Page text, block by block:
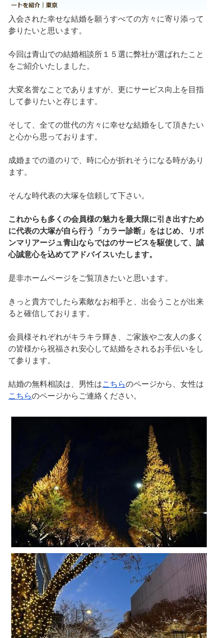
入会された幸せな結婚を願うすべての方々に寄り添って
参りたいと思います。
今回は青山での結婚相談所１５選に弊社が選ばれたこと
をご紹介いたしました。
大変名誉なことでありますが、更にサービス向上を目指
して参りたいと存じます。
そして、全ての世代の方々に幸せな結婚をして頂きたい
と心から思っております。
成婚までの道のりで、時に心が折れそうになる時があり
ます。
そんな時代表の大塚を信頼して下さい。
これからも多くの会員様の魅力を最大限に引き出すため
に代表の大塚が自ら行う「カラー診断」をはじめ、リボ
ンマリアージュ青山ならではのサービスを駆使して、誠
心誠意心を込めてアドバイスいたします。
是非ホームページをご覧頂きたいと思います。
きっと貴方でしたら素敵なお相手と、出会うことが出来
ると確信しております。
会員様それぞれがキラキラ輝き、ご家族やご友人の多く
の皆様から祝福され安心して結婚をされるお手伝いをし
て参ります。
結婚の無料相談は、男性はこちらのページから、女性は
こちらのページからご連絡ください。